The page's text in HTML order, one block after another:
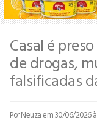
Casal é
de drogas,
falsificadas
Por Neuzaem 30/06/2026